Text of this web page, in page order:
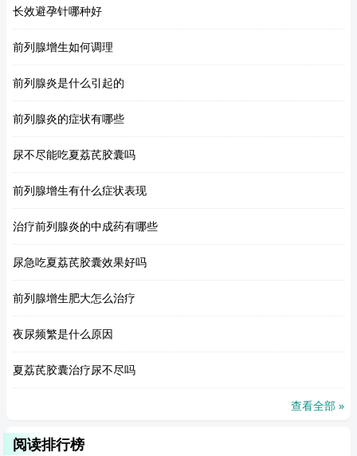
长效避孕针哪种好
前列腺增生如何调理
前列腺炎是什么引起的
前列腺炎的症状有哪些
尿不尽能吃夏荔芪胶囊吗
前列腺增生有什么症状表现
治疗前列腺炎的中成药有哪些
尿急吃夏荔芪胶囊效果好吗
前列腺增生肥大怎么治疗
夜尿频繁是什么原因
夏荔芪胶囊治疗尿不尽吗
查看全部 »
阅读排行榜